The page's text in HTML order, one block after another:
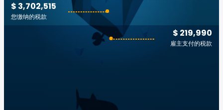
$ 219,990
雇主支付的税款
$ 3,702,515
您缴纳的税款